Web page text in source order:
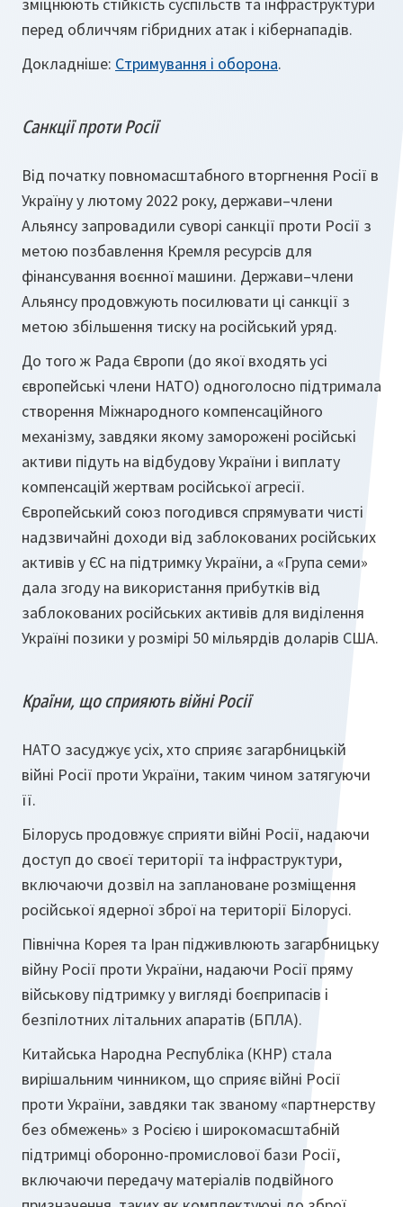
зміцнюють стійкість суспільств та інфраструктури
перед обличчям гібридних атак і кібернападів.
Докладніше: Стримування і оборона.
Санкції проти Росії
Від початку повномасштабного вторгнення Росії в
Україну у лютому 2022 року, держави–члени
Альянсу запровадили суворі санкції проти Росії з
метою позбавлення Кремля ресурсів для
фінансування воєнної машини. Держави–члени
Альянсу продовжують посилювати ці санкції з
метою збільшення тиску на російський уряд.
До того ж Рада Європи (до якої входять усі
європейські члени НАТО) одноголосно підтримала
створення Міжнародного компенсаційного
механізму, завдяки якому заморожені російські
активи підуть на відбудову України і виплату
компенсацій жертвам російської агресії.
Європейський союз погодився спрямувати чисті
надзвичайні доходи від заблокованих російських
активів у ЄС на підтримку України, а «Група семи»
дала згоду на використання прибутків від
заблокованих російських активів для виділення
Україні позики у розмірі 50 мільярдів доларів США.
Країни, що сприяють війні Росії
НАТО засуджує усіх, хто сприяє загарбницькій
війні Росії проти України, таким чином затягуючи
її.
Білорусь продовжує сприяти війні Росії, надаючи
доступ до своєї території та інфраструктури,
включаючи дозвіл на заплановане розміщення
російської ядерної зброї на території Білорусі.
Північна Корея та Іран підживлюють загарбницьку
війну Росії проти України, надаючи Росії пряму
військову підтримку у вигляді боєприпасів і
безпілотних літальних апаратів (БПЛА).
Китайська Народна Республіка (КНР) стала
вирішальним чинником, що сприяє війні Росії
проти України, завдяки так званому «партнерству
без обмежень» з Росією і широкомасштабній
підтримці оборонно-промислової бази Росії,
включаючи передачу матеріалів подвійного